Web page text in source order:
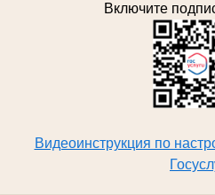
Включите
Видеоинструкция по